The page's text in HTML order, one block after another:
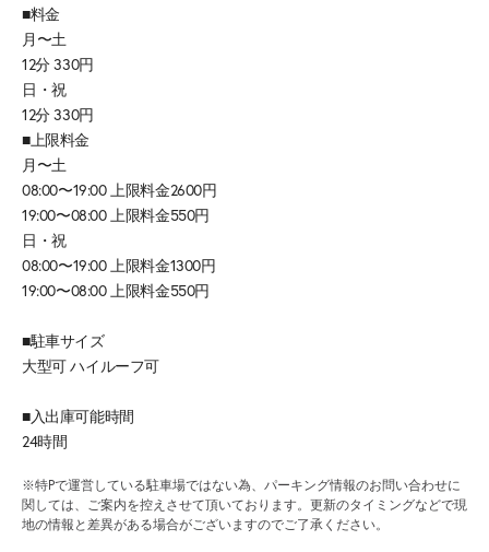
■料金
月〜土
12分 330円
日・祝
12分 330円
■上限料金
月〜土
08:00〜19:00 上限料金2600円
19:00〜08:00 上限料金550円
日・祝
08:00〜19:00 上限料金1300円
19:00〜08:00 上限料金550円
■駐車サイズ
大型可 ハイルーフ可
■入出庫可能時間
24時間
※特Pで運営している駐車場ではない為、パーキング情報のお問い合わせに
関しては、ご案内を控えさせて頂いております。更新のタイミングなどで現
地の情報と差異がある場合がございますのでご了承ください。